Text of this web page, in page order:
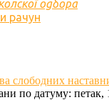
одбора
рачун
слободних
по датуму: петак,